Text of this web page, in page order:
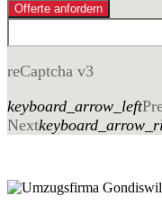
Offerte anfordern
reCaptcha v3
keyboard_arrow_left
Next